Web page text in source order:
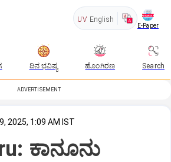
UV English
E-Paper
ದಿನ ಭವಿಷ್ಯ ಹೊಂಗಿರಣ Search
ADVERTISEMENT
2025, 1:09 AM IST
ಕಾನೂನು